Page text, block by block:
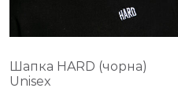
Шапка HARD (чорна)
Unisex